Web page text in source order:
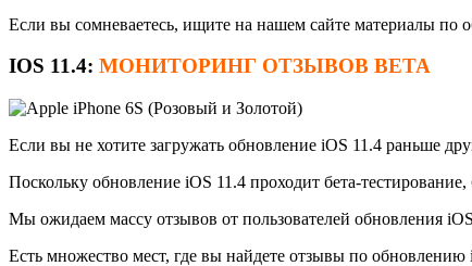
Если вы сомневаетесь, ищите на нашем сайте материалы по
IOS 11.4: МОНИТОРИНГ ОТЗЫВОВ BETA
Если вы не хотите загружать обновление iOS 11.4 раньше
Поскольку обновление iOS 11.4 проходит бета-
Мы ожидаем массу отзывов от пользователей обновления
Есть множество мест, где вы найдете отзывы по